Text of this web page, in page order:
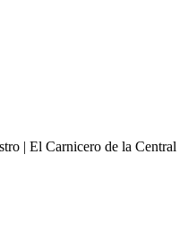
| El Carnicero de la Central